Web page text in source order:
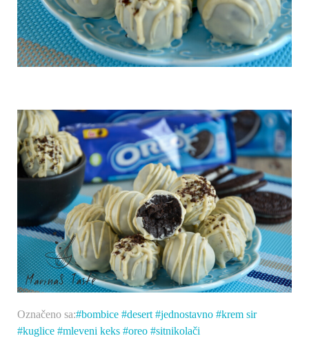
Označeno sa: bombice desert jednostavno
krem sir
kuglice
mleveni keks oreo sitnikolači